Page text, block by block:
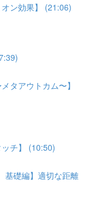
ン効果】 (21:06)
タアウトカム〜】
チ】 (10:50)
礎編】適切な距離